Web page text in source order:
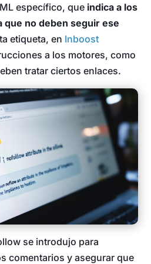
específico, que indica a los
que no deben seguir ese
etiqueta, en Inboost
a los motores, como
tratar ciertos enlaces.
se introdujo para
comentarios y asegurar que